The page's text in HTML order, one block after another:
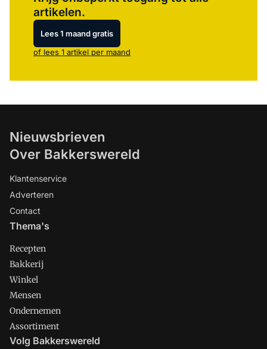
artikelen.
Lees 1 maand gratis
of lees 1 artikel per maand
Nieuwsbrieven
Over Bakkerswereld
Klantenservice
Adverteren
Contact
Thema's
Recepten
Bakkerij
Winkel
Mensen
Ondernemen
Assortiment
Volg Bakkerswereld